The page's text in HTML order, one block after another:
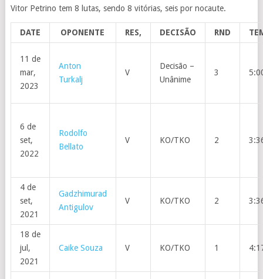
Vitor Petrino tem 8 lutas, sendo 8 vitórias, seis por nocaute.
DATE OPONENTE RES, DECISÃO RND
11 de
mar,
2023
Anton
Turkalj
V
Decisão –
Unânime
3
6 de
set,
2022
Rodolfo
Bellato
V KO/TKO 2
4 de
set,
2021
Gadzhimurad
Antigulov
V KO/TKO 2
18 de
jul,
2021
Caike Souza V KO/TKO 1